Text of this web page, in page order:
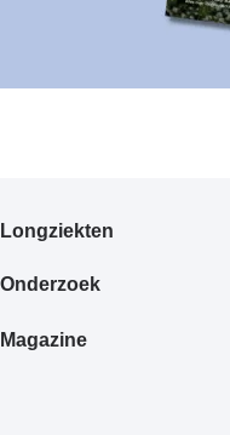
Primair
Longziekten
Onderzoek
Magazine